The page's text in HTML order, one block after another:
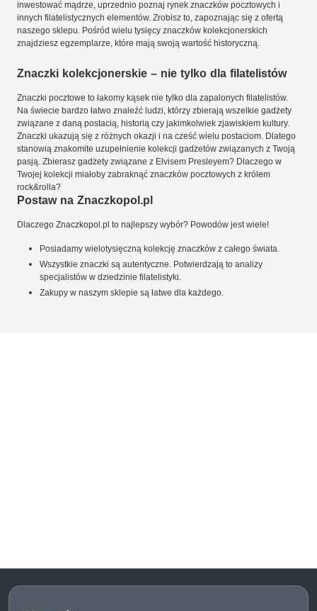
inwestować mądrze, uprzednio poznaj rynek znaczków pocztowych i
innych filatelistycznych elementów. Zrobisz to, zapoznając się z ofertą
naszego sklepu. Pośród wielu tysięcy znaczków kolekcjonerskich
znajdziesz egzemplarze, które mają swoją wartość historyczną.
Znaczki kolekcjonerskie – nie tylko dla filatelistów
Znaczki pocztowe to łakomy kąsek nie tylko dla zapalonych filatelistów.
Na świecie bardzo łatwo znaleźć ludzi, którzy zbierają wszelkie gadżety
związane z daną postacią, historią czy jakimkolwiek zjawiskiem kultury.
Znaczki ukazują się z różnych okazji i na cześć wielu postaciom. Dlatego
stanowią znakomite uzupełnienie kolekcji gadżetów związanych z Twoją
pasją. Zbierasz gadżety związane z Elvisem Presleyem? Dlaczego w
Twojej kolekcji miałoby zabraknąć znaczków pocztowych z królem
rock&rolla?
Postaw na Znaczkopol.pl
Dlaczego Znaczkopol.pl to najlepszy wybór? Powodów jest wiele!
Posiadamy wielotysięczną kolekcję znaczków z całego świata.
Wszystkie znaczki są autentyczne. Potwierdzają to analizy
specjalistów w dziedzinie filatelistyki.
Zakupy w naszym sklepie są łatwe dla każdego.